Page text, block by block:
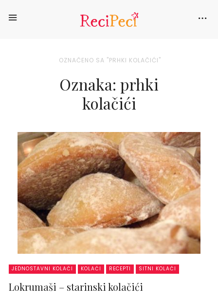
OZNAČENO SA "PRHKI KOLAČIĆI"
Oznaka: prhki
kolačići
JEDNOSTAVNI KOLAČI KOLAČI RECEPTI SITNI KOLAČI
Lokrumaši – starinski kolačići